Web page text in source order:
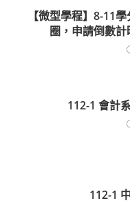
【微型學程】8-11
圈，申請倒數計
112-1 會計
112-1